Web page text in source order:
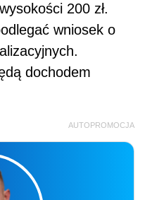
200 zł.
wniosek o
dochodem
AUTOPROMOCJA